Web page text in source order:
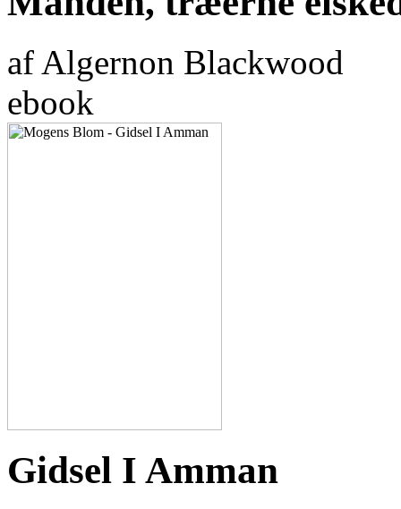
af Algernon Blackwood
ebook
Gidsel I Amman